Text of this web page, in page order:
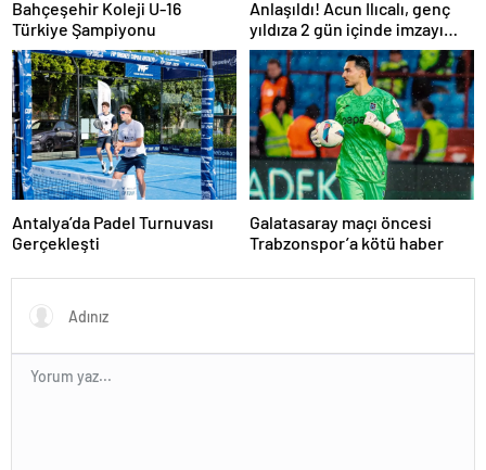
Bahçeşehir Koleji U-16
Türkiye Şampiyonu
Anlaşıldı! Acun Ilıcalı, genç
yıldıza 2 gün içinde imzayı
attırıyor
Antalya’da Padel Turnuvası
Gerçekleşti
Galatasaray maçı öncesi
Trabzonspor’a kötü haber